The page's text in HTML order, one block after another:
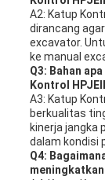
A2: Katup
dirancang
excavator.
ke manual
Q3: Bahan
Kontrol
A3: Katup
berkualitas
kinerja jangka
dalam kondisi
Q4: